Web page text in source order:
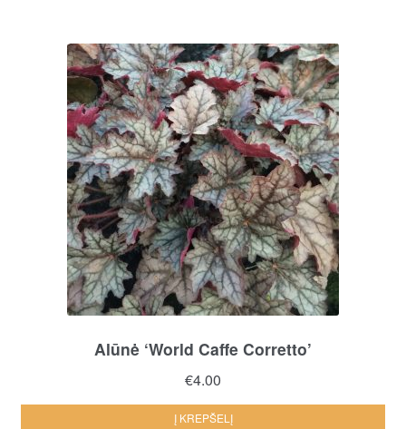
Alūnė ‘World Caffe Corretto’
€4.00
Į KREPŠELĮ